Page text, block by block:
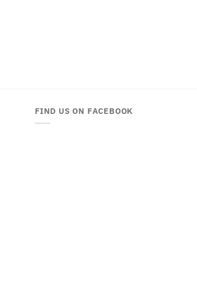
FIND US ON FACEBOOK